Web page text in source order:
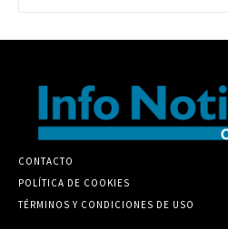
CONTACTO
POLÍTICA DE COOKIES
TÉRMINOS Y CONDICIONES DE USO